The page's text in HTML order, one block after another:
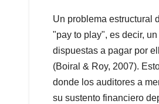
Un problema estructural
"pay to play", es decir,
dispuestas a pagar por
(Boiral & Roy, 2007).
donde los auditores a
su sustento financiero